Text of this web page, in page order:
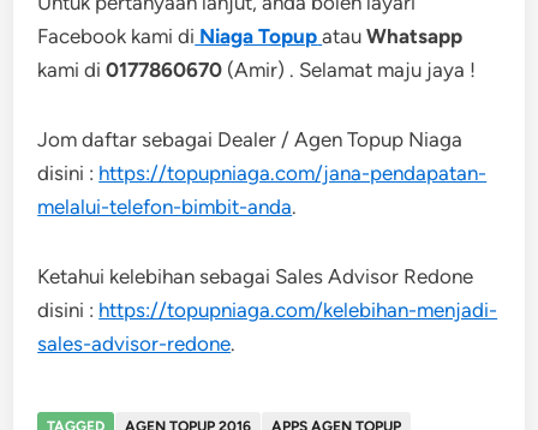
Facebook kami di Niaga Topup atauWhatsapp
kami di0177860670 (Amir) . Selamat maju jaya !
Jom daftar sebagai Dealer / Agen Topup Niaga
disini : https://topupniaga.com/jana-pendapatan-
melalui-telefon-bimbit-anda.
Ketahui kelebihan sebagai Sales Advisor Redone
disini : https://topupniaga.com/kelebihan-menjadi-
sales-advisor-redone.
TAGGED AGEN TOPUP 2016
APPS AGEN TOPUP